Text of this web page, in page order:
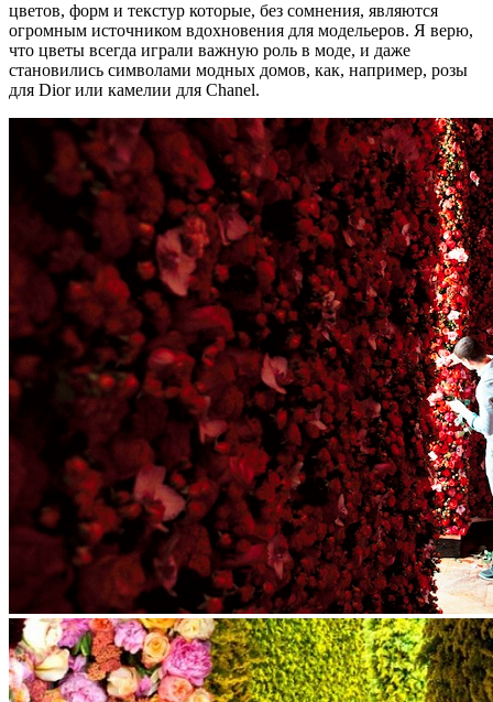
цветов, форм и текстур которые, без сомнения, являются
огромным источником вдохновения для модельеров. Я верю,
что цветы всегда играли важную роль в моде, и даже
становились символами модных домов, как, например, розы
для Dior или камелии для Chanel.